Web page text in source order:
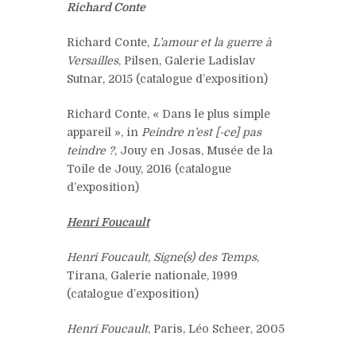
Richard Conte
Richard Conte, L’amour et la guerre à
Versailles, Pilsen, Galerie Ladislav
Sutnar, 2015 (catalogue d’exposition)
Richard Conte, « Dans le plus simple
appareil », in Peindre n’est [-ce] pas
teindre ?, Jouy en Josas, Musée de la
Toile de Jouy, 2016 (catalogue
d’exposition)
Henri Foucault
Henri Foucault, Signe(s) des Temps,
Tirana, Galerie nationale, 1999
(catalogue d’exposition)
Henri Foucault, Paris, Léo Scheer, 2005